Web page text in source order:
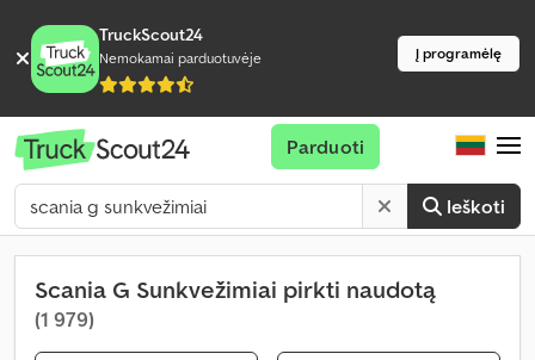
TruckScout24
Nemokamai parduotuvėje Į programėlę
Ieškoti
Parduoti
Scania G Sunkvežimiai pirkti naudotą
(1 979)